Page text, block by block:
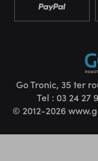
Go Tronic, 35 ter
Tel : 03 24 27
© 2012-2026